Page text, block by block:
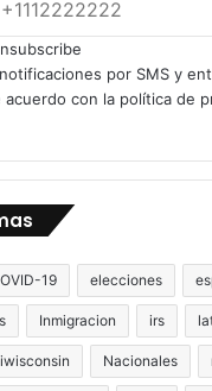
por SMS y
con la política de
19 elecciones
Inmigracion irs
Nacionales